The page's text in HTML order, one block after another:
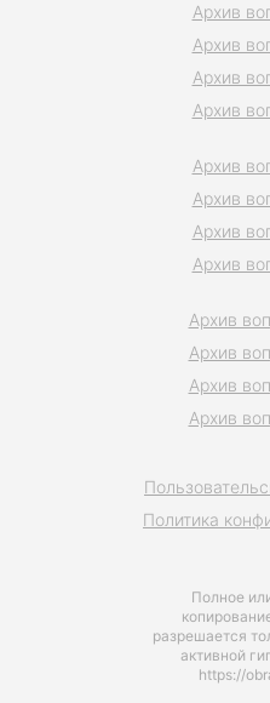
Полное
разрешается
активной
https://
Политика
Архив
Архив
Архив
Архив
Архив
Архив
Архив
Архив
Архив
Архив
Архив
Архив